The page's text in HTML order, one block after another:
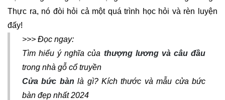
Thực ra, nó đòi hỏi cả một quá trình học hỏi và rèn luyện
đấy!
>>> Đọc ngay:
Tìm hiểu ý nghĩa của thượng lương và câu đầu
trong nhà gỗ cổ truyền
Cửa bức bàn là gì? Kích thước và mẫu cửa bức
bàn đẹp nhất 2024